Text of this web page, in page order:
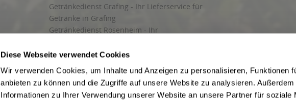
Diese Webseite verwendet Cookies
Wir verwenden Cookies, um Inhalte und Anzeigen zu personalisieren, Funktionen
anbieten zu können und die Zugriffe auf unsere Website zu analysieren.
Informationen zu Ihrer Verwendung unserer Website an unsere Partner für soziale
Getränkedienst Grafing - Ihr Lieferservice für
Getränke in Grafing
Getränkedienst Rosenheim - Ihr
und Umgebung
Liefergebiet
Lieferservice für Getränke